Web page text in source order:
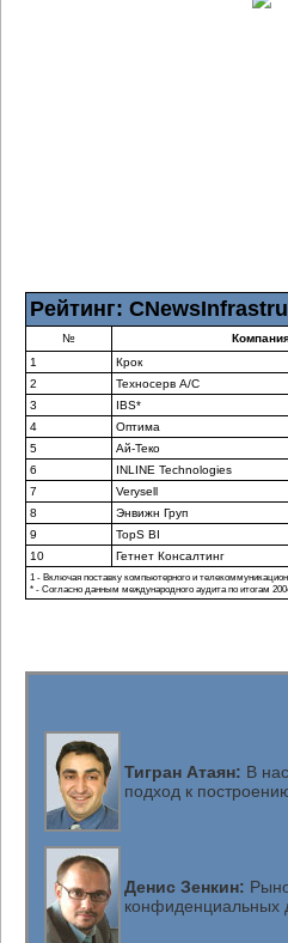
Рейтинг:
№
1
Крок
2
Техносерв А/С
3
IBS*
4
Оптима
5
Ай-Теко
6
INLINE Technologies
7
Verysell
8
Энвижн Груп
9
TopS BI
10
Гетнет Консалтинг
1 - Включая поставку компьютерного и
* - Согласно данным международного аудита по итогам
Тигран Атаян: В
подход к
Денис Зенкин:
конфиденциальных